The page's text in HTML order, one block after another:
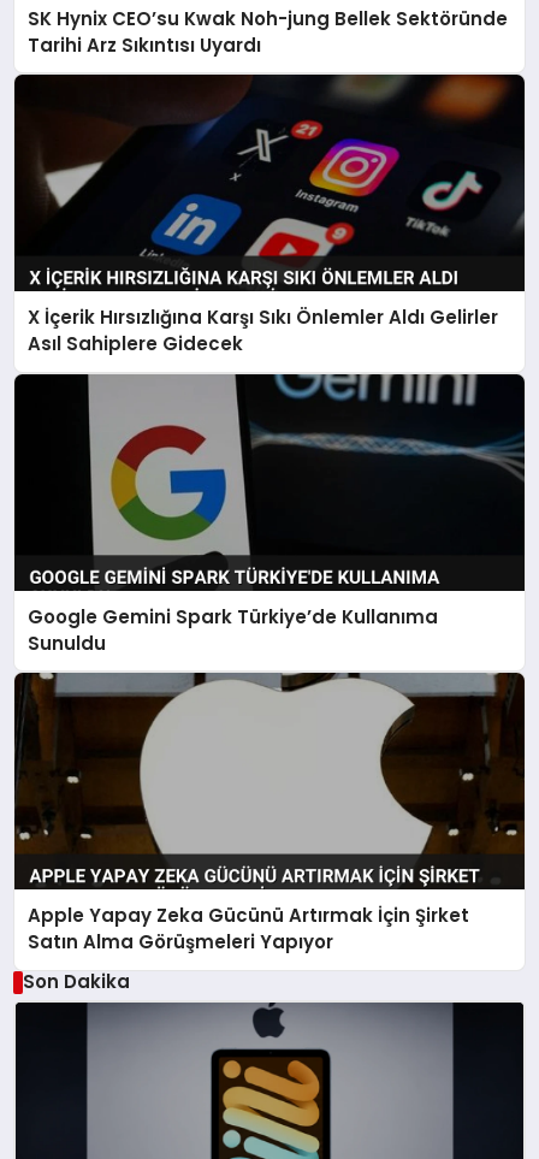
SK Hynix CEO’su Kwak Noh-jung Bellek Sektöründe
Tarihi Arz Sıkıntısı Uyardı
X İçerik Hırsızlığına Karşı Sıkı Önlemler Aldı Gelirler
Asıl Sahiplere Gidecek
Google Gemini Spark Türkiye’de Kullanıma
Sunuldu
Apple Yapay Zeka Gücünü Artırmak İçin Şirket
Satın Alma Görüşmeleri Yapıyor
Son Dakika